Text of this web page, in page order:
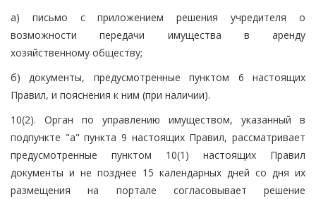
а) письмо с приложением решения учредителя о
возможности передачи имущества в аренду
хозяйственному обществу;
б) документы, предусмотренные пунктом 6 настоящих
Правил, и пояснения к ним (при наличии).
10(2). Орган по управлению имуществом, указанный в
подпункте "а" пункта 9 настоящих Правил, рассматривает
предусмотренные пунктом 10(1) настоящих Правил
документы и не позднее 15 календарных дней со дня их
размещения на портале согласовывает решение